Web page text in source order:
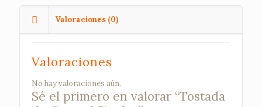
Valoraciones (0)
Valoraciones
No hay valoraciones aún.
Sé el primero en valorar “Tostada